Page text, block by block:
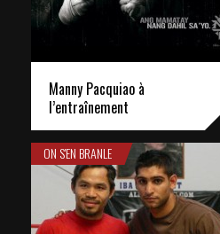
Manny Pacquiao à
l’entraînement
ON S'EN BRANLE